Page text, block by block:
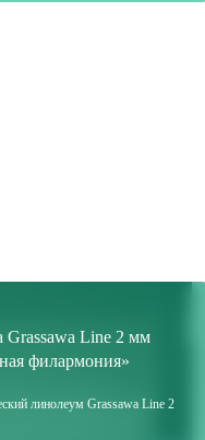
Grassawa Line 2 мм
филармония»
линолеум Grassawa Line 2